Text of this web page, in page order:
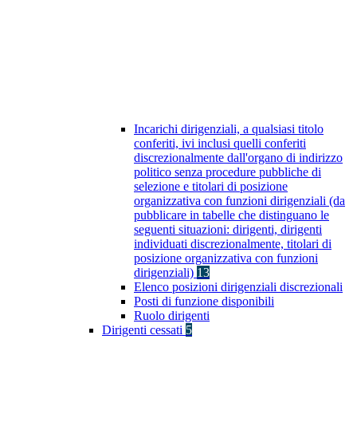
Incarichi dirigenziali, a qualsiasi titolo
conferiti, ivi inclusi quelli conferiti
discrezionalmente dall'organo di indirizzo
politico senza procedure pubbliche di
selezione e titolari di posizione
organizzativa con funzioni dirigenziali (da
pubblicare in tabelle che distinguano le
seguenti situazioni: dirigenti, dirigenti
individuati discrezionalmente, titolari di
posizione organizzativa con funzioni
dirigenziali) 13
Elenco posizioni dirigenziali discrezionali
Posti di funzione disponibili
Ruolo dirigenti
Dirigenti cessati 5